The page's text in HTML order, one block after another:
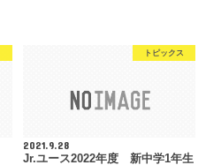
トピックス
2021.9.28
Jr.ユース2022年度 新中学1年生